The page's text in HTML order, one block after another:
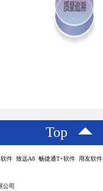
Top
件 致远A8 畅捷通T+软件 用友软件
公司